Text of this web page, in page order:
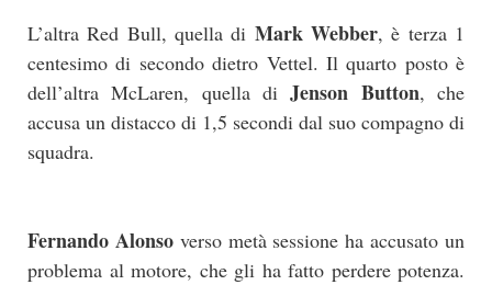
L’altra Red Bull, quella di Mark Webber, è terza 1
centesimo di secondo dietro Vettel. Il quarto posto è
dell’altra McLaren, quella diJenson Button, che
accusa un distacco di 1,5 secondi dal suo compagno di
squadra.
Fernando Alonsoverso metà sessione ha accusato un
problema al motore, che gli ha fatto perdere potenza.